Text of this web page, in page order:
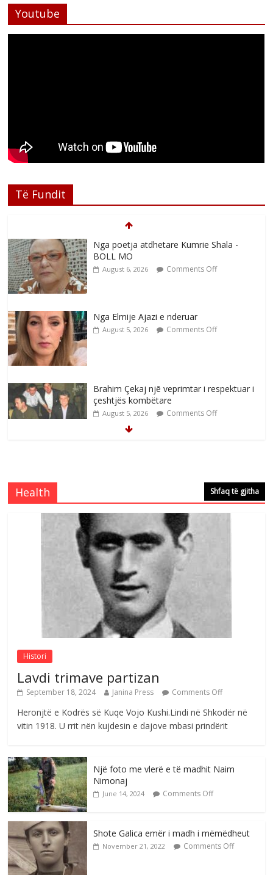
Youtube
Të Fundit
Nga poetja atdhetare Kumrie Shala -
BOLL MO
August 6, 2026 Comments Off
Nga Elmije Ajazi e nderuar
August 5, 2026 Comments Off
Brahim Çekaj njē veprimtar i respektuar i
çeshtjës kombëtare
August 5, 2026 Comments Off
e invalidëve në Fushë Kosovë
Comments Off
Çlirimtari Agron Gërvalla me takime pune
në atdhe të shoqerisë Levizja
August 3, 2026 Comments Off
Postim me vlera nga artistja e mirëfilltë
Mimoza Gjoni
August 6, 2026 Comments Off
Health Shfaq të gjitha
Histori
Lavdi trimave partizan
September 18, 2024 Janina Press Comments Off
Heronjtë e Kodrës së Kuqe Vojo Kushi.Lindi në Shkodër në
vitin 1918. U rrit nën kujdesin e dajove mbasi prindërit
Një foto me vlerë e të madhit Naim
Nimonaj
June 14, 2024 Comments Off
Shote Galica emër i madh i mëmëdheut
November 21, 2022 Comments Off